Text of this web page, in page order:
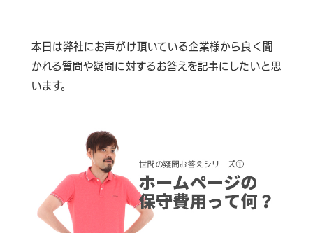
本日は弊社にお声がけ頂いている企業様から良く聞
かれる質問や疑問に対するお答えを記事にしたいと思
います。